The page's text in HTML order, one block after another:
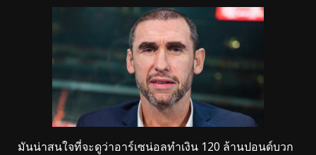
มันน่าสนใจที่จะดูว่าอาร์เซน่อลทำเงิน 120 ล้านปอนด์บวก